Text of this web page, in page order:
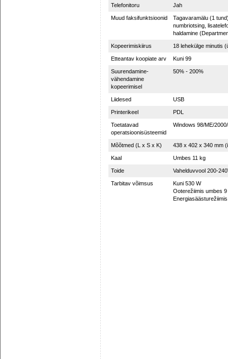
Telefonitoru Jah
Muud faksifunktsioonid
Tagavaramälu (1
numbriotsing,
haldamine
Kopeerimiskiirus 18 lehekülge minutis
Etteantav koopiate arv Kuni 99
Suurendamine-
vähendamine
kopeerimisel
50% - 200%
Liidesed USB
Printerikeel PDL
Toetatavad
operatsioonisüsteemid
Windows 98/ME/
Mõõtmed (L x S x K) 438 x 402 x 340 mm
Kaal Umbes 11 kg
Toide Vahelduvvool 200-
Tarbitav võimsus
Kuni 530 W
Ooterežiimis umbes 9